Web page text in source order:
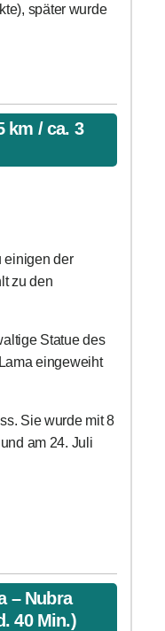
später wurde
km / ca. 3
einigen der
zu den
Statue des
eingeweiht
Sie wurde mit 8
am 24. Juli
– Nubra
40 Min.)